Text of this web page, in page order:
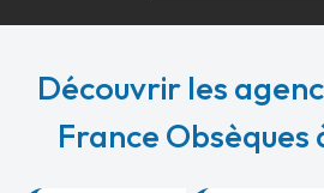
Découvrir les
France